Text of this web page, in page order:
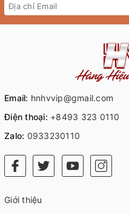
Email: hnhvvip@gmail.com
Điện thoại: +8493 323 0110
Zalo: 0933230110
Giới thiệu